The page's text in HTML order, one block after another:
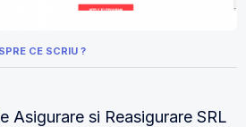
CE SCRIU ?
Asigurare si Reasigurare SRL